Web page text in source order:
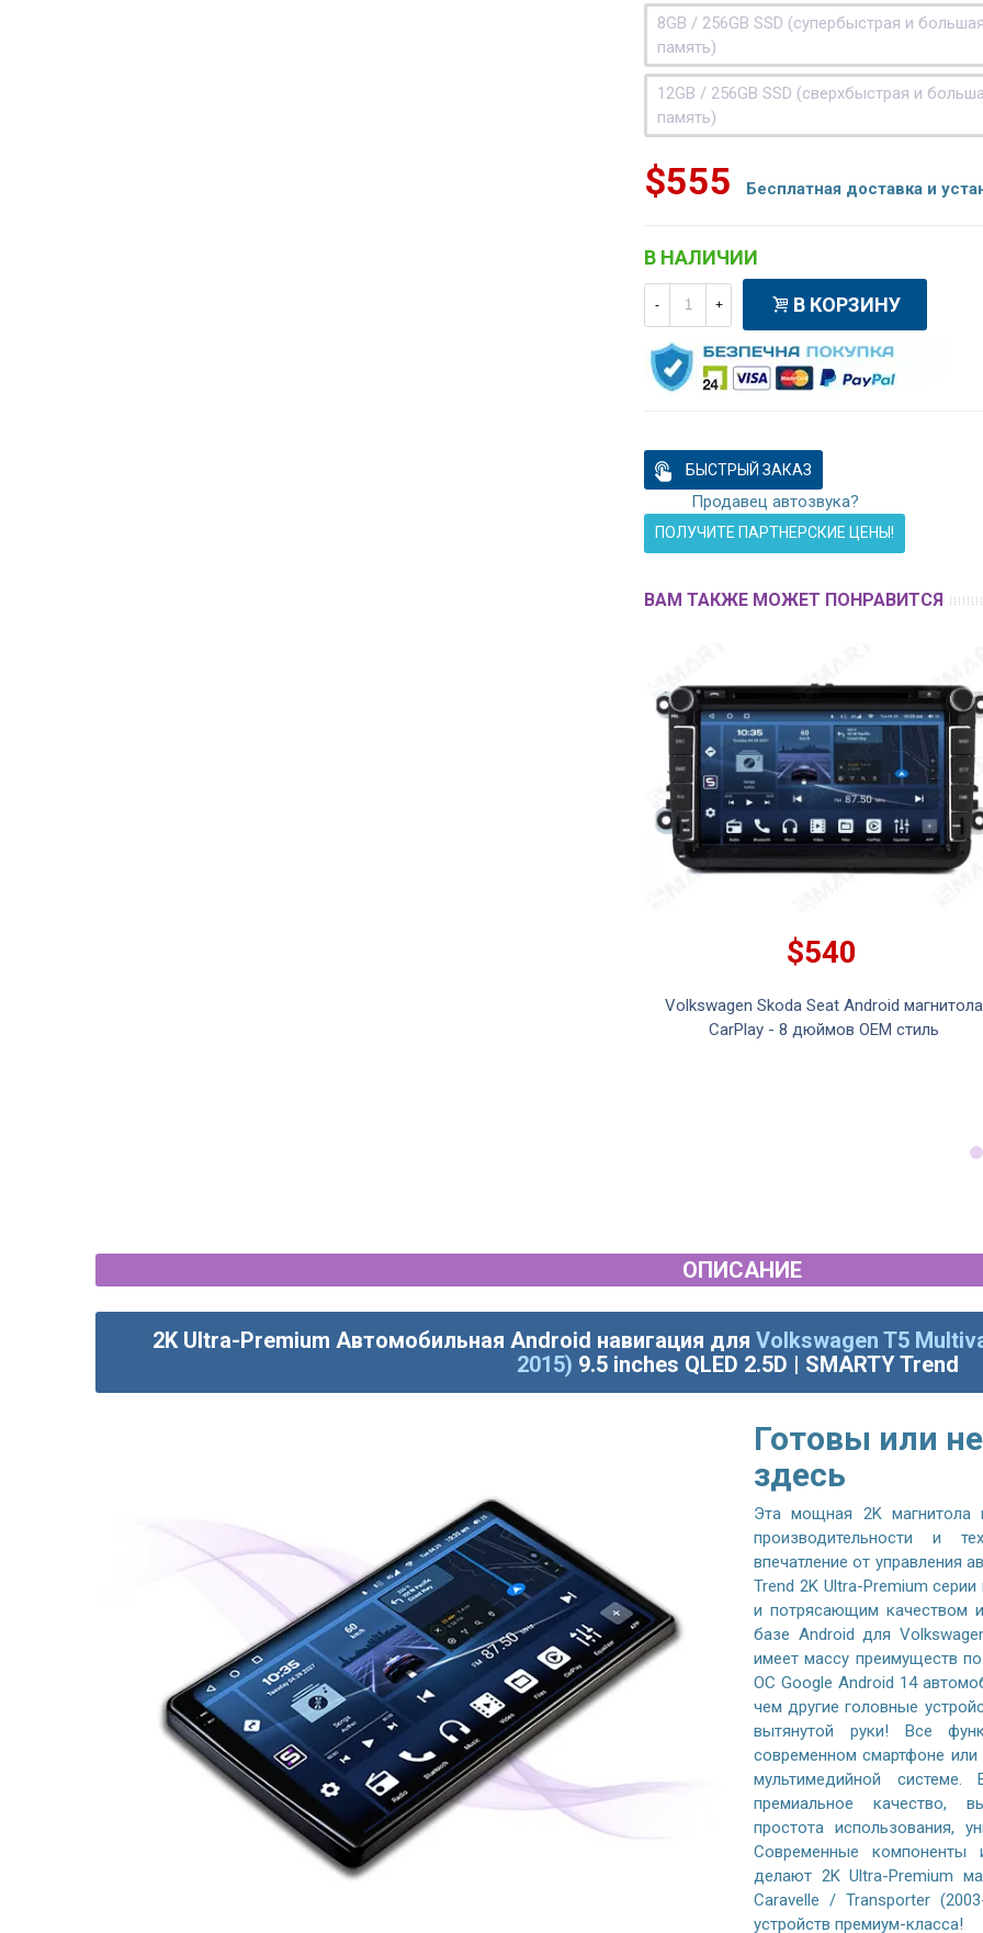
8GB / 256GB SSD (супербыстрая и большая
память)
12GB / 256GB SSD (сверхбыстрая и
память)
$555 Бесплатная доставка и
В НАЛИЧИИ
- + В КОРЗИНУ
БЫСТРЫЙ ЗАКАЗ
Продавец автозвука?
ПОЛУЧИТЕ ПАРТНЕРСКИЕ ЦЕНЫ!
ВАМ ТАКЖЕ МОЖЕТ ПОНРАВИТСЯ
$540
Volkswagen Skoda Seat Android магнитола
CarPlay - 8 дюймов OEM стиль
ОПИСАНИЕ
2K Ultra-Premium Автомобильная Android навигация для Volkswagen T5
2015) 9.5 inches QLED 2.5D | SMARTY Trend
Готовы или
здесь
Эта мощная 2K
производительности и
впечатление от управления
Trend 2K Ultra-Premium
и потрясающим качеством
базе Android для
имеет массу преимуществ
ОС Google Android 14
чем другие головные
вытянутой руки! Все
современном смартфоне или
мультимедийной
премиальное качество,
простота использования,
Современные компоненты
делают 2K Ultra-Premium
Caravelle / Transporter
устройств премиум-класса!